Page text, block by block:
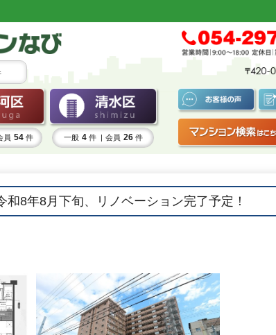
員 54 件 一般 4 件 | 会員 26 件
和8年8月下旬、リノベーション完了予定！